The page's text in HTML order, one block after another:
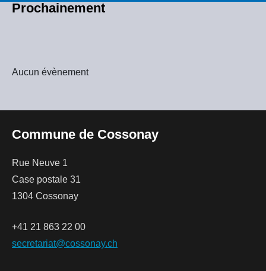
Prochainement
Aucun évènement
Commune de Cossonay
Rue Neuve 1
Case postale 31
1304 Cossonay
+41 21 863 22 00
secretariat@cossonay.ch